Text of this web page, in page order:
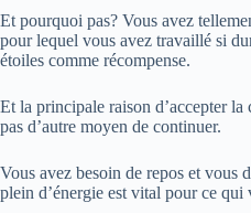
Et pourquoi pas? Vous avez
pour lequel vous avez travaillé si
étoiles comme récompense.
Et la principale raison d’accepter la
pas d’autre moyen de continuer.
Vous avez besoin de repos et vous
plein d’énergie est vital pour ce qui